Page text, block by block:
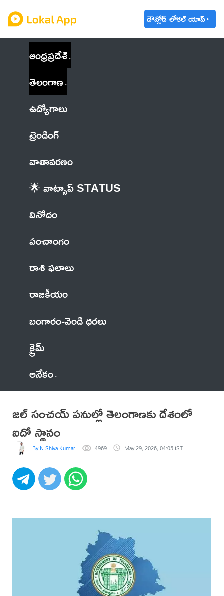
డౌన్లోడ్ లోకల్ యాప్
ఆంధ్రప్రదేశ్
తెలంగాణ
ఉద్యోగాలు
ట్రెండింగ్
వాతావరణం
🌟 వాట్సాప్ STATUS
వినోదం
పంచాంగం
రాశి ఫలాలు
రాజకీయం
బంగారం-వెండి ధరలు
క్రైమ్
అనేకం
జల్‌‌‌‌ సంచయ్‌‌‌‌ పనుల్లో తెలంగాణకు దేశంలో
ఐదో స్థానం
By N Shiva Kumar 4969 May 29, 2026, 04:05 IST